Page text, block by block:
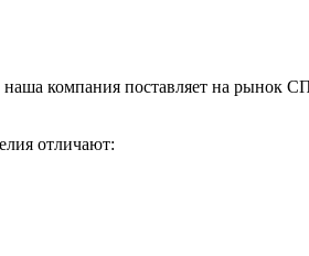
компания поставляет на рынок
отличают: